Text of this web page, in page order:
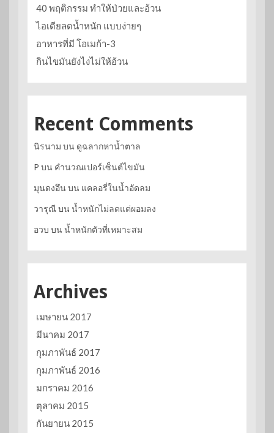
40 พฤติกรรม ทำให้ป่วยและอ้วน
ไอเดียลดน้ำหนัก แบบง่ายๆ
อาหารที่มี โอเมก้า-3
กินไขมันยังไงไม่ให้อ้วน
Recent Comments
นิรนาม บน ดูฉลากหาน้ำตาล
P บน คำนวณเปอร์เซ็นต์ไขมัน
มุนดงอึน บน แคลอรี่ในน้ำอัดลม
วารุณีบน น้ำหนักไม่ลดแต่ผอมลง
อวบ บน น้ำหนักตัวที่เหมาะสม
Archives
เมษายน 2017
มีนาคม 2017
กุมภาพันธ์ 2017
กุมภาพันธ์ 2016
มกราคม 2016
ตุลาคม 2015
กันยายน 2015